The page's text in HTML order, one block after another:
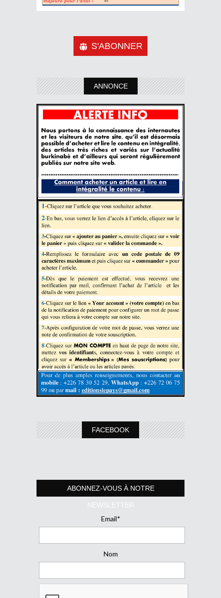
S'ABONNER
ANNONCE
FACEBOOK
ABONNEZ-VOUS À NOTRE
NEWSLETTER
Email*
Nom